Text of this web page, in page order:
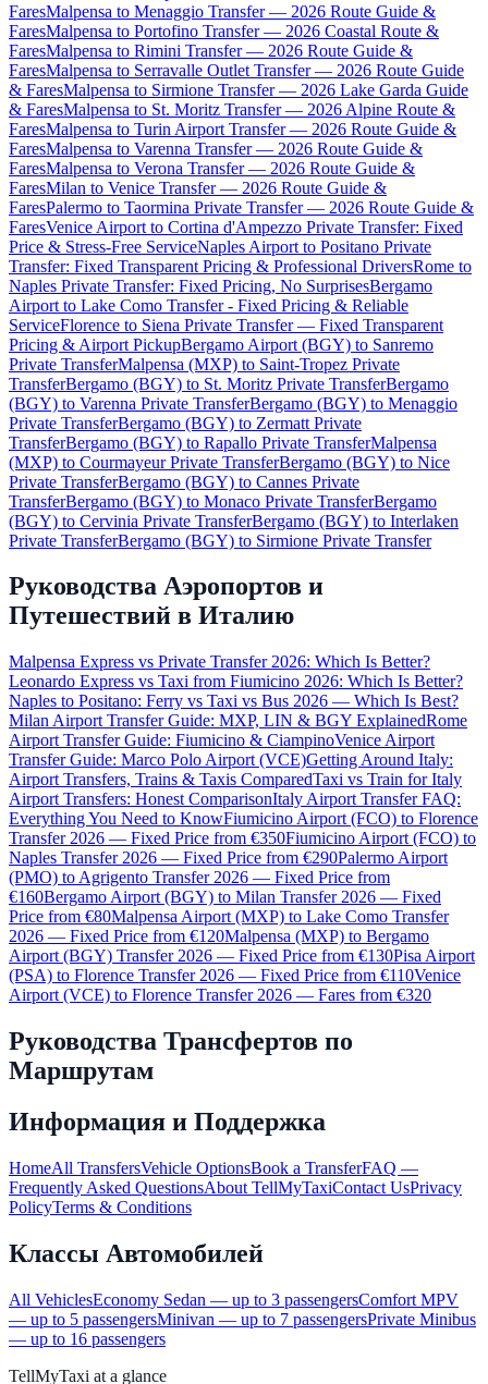
FaresMalpensa to Menaggio Transfer — 2026 Route Guide &
FaresMalpensa to Portofino Transfer — 2026 Coastal Route &
FaresMalpensa to Rimini Transfer — 2026 Route Guide &
FaresMalpensa to Serravalle Outlet Transfer — 2026 Route Guide
& FaresMalpensa to Sirmione Transfer — 2026 Lake Garda Guide
& FaresMalpensa to St. Moritz Transfer — 2026 Alpine Route &
FaresMalpensa to Turin Airport Transfer — 2026 Route Guide &
FaresMalpensa to Varenna Transfer — 2026 Route Guide &
FaresMalpensa to Verona Transfer — 2026 Route Guide &
FaresMilan to Venice Transfer — 2026 Route Guide &
FaresPalermo to Taormina Private Transfer — 2026 Route Guide &
FaresVenice Airport to Cortina d'Ampezzo Private Transfer: Fixed
Price & Stress-Free ServiceNaples Airport to Positano Private
Transfer: Fixed Transparent Pricing & Professional DriversRome to
Naples Private Transfer: Fixed Pricing, No SurprisesBergamo
Airport to Lake Como Transfer - Fixed Pricing & Reliable
ServiceFlorence to Siena Private Transfer — Fixed Transparent
Pricing & Airport PickupBergamo Airport (BGY) to Sanremo
Private TransferMalpensa (MXP) to Saint-Tropez Private
TransferBergamo (BGY) to St. Moritz Private TransferBergamo
(BGY) to Varenna Private TransferBergamo (BGY) to Menaggio
Private TransferBergamo (BGY) to Zermatt Private
TransferBergamo (BGY) to Rapallo Private TransferMalpensa
(MXP) to Courmayeur Private TransferBergamo (BGY) to Nice
Private TransferBergamo (BGY) to Cannes Private
TransferBergamo (BGY) to Monaco Private TransferBergamo
(BGY) to Cervinia Private TransferBergamo (BGY) to Interlaken
Private TransferBergamo (BGY) to Sirmione Private Transfer
Руководства Аэропортов и
Путешествий в Италию
Malpensa Express vs Private Transfer 2026: Which Is Better?
Leonardo Express vs Taxi from Fiumicino 2026: Which Is Better?
Naples to Positano: Ferry vs Taxi vs Bus 2026 — Which Is Best?
Milan Airport Transfer Guide: MXP, LIN & BGY ExplainedRome
Airport Transfer Guide: Fiumicino & CiampinoVenice Airport
Transfer Guide: Marco Polo Airport (VCE)Getting Around Italy:
Airport Transfers, Trains & Taxis ComparedTaxi vs Train for Italy
Airport Transfers: Honest ComparisonItaly Airport Transfer FAQ:
Everything You Need to KnowFiumicino Airport (FCO) to Florence
Transfer 2026 — Fixed Price from €350Fiumicino Airport (FCO) to
Naples Transfer 2026 — Fixed Price from €290Palermo Airport
(PMO) to Agrigento Transfer 2026 — Fixed Price from
€160Bergamo Airport (BGY) to Milan Transfer 2026 — Fixed
Price from €80Malpensa Airport (MXP) to Lake Como Transfer
2026 — Fixed Price from €120Malpensa (MXP) to Bergamo
Airport (BGY) Transfer 2026 — Fixed Price from €130Pisa Airport
(PSA) to Florence Transfer 2026 — Fixed Price from €110Venice
Airport (VCE) to Florence Transfer 2026 — Fares from €320
Руководства Трансфертов по
Маршрутам
Информация и Поддержка
HomeAll TransfersVehicle OptionsBook a TransferFAQ —
Frequently Asked QuestionsAbout TellMyTaxiContact UsPrivacy
PolicyTerms & Conditions
Классы Автомобилей
All VehiclesEconomy Sedan — up to 3 passengersComfort MPV
— up to 5 passengersMinivan — up to 7 passengersPrivate Minibus
— up to 16 passengers
TellMyTaxi at a glance